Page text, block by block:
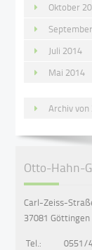
Oktober
Juli 2014
Mai 2014
Archiv
Otto-Hahn-
Carl-Zeiss-
37081 Göttingen
Tel.:
0551/